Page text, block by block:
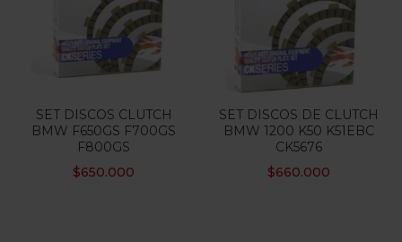
SET DISCOS CLUTCH
BMW F650GS F700GS
F800GS
$650.000
SET DISCOS DE CLUTCH
BMW 1200 K50 K51EBC
CK5676
$660.000